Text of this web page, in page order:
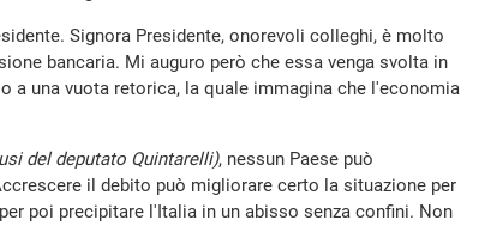
Signora Presidente, onorevoli colleghi, è molto
bancaria. Mi auguro però che essa venga svolta in
a una vuota retorica, la quale immagina che l'economia
del deputato Quintarelli), nessun Paese può
il debito può migliorare certo la situazione per
poi precipitare l'Italia in un abisso senza confini. Non